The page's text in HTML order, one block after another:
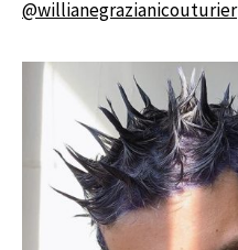
@willianegrazianicouturier